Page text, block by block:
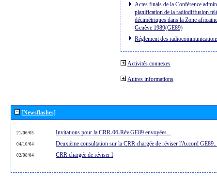
Actes finals de la Conférence
planification de la radiodiffusion
décimétriques dans la Zone
Genève 1989(GE89)
Réglement des
Activités connexes
Autres informations
[Newsflashes]
21/06/05 Invitations pour la CRR-06-Rév.GE89 envoyées...
04/10/04 Deuxième consultation sur la CRR chargée de réviser l'Accord
02/08/04 CRR chargée de réviser l